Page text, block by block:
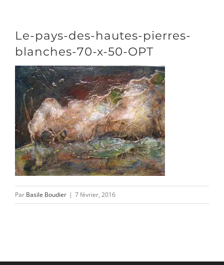
contenu
Toggle
VENIR
NOUS SUIVRE
L’ASSOCIATION
Le-pays-des-hautes-pierres-
blanches-70-x-50-OPT
Par Basile Boudier | 7 février, 2016